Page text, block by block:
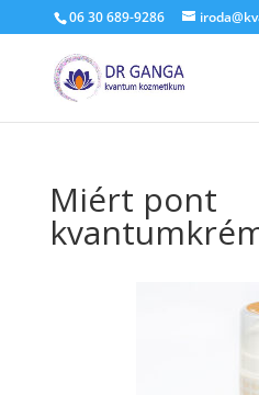
06 30 689-9286
Miért pont